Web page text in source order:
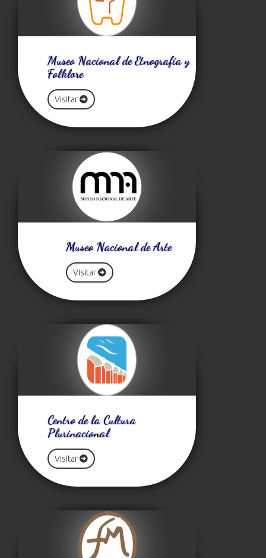
Museo Nacional de Etnografía y
Folklore
Visitar
Museo Nacional de Arte
Visitar
Centro de la Cultura
Plurinacional
Visitar